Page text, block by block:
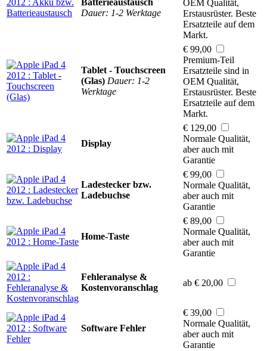
Batterieaustausch
Dauer: 1-2 Werktage
OEM Qualität,
Erstausrüster. Beste
Ersatzteile auf dem
Markt.
Tablet - Touchscreen
(Glas) Dauer: 1-2
Werktage
€ 99,00
Premium-Teil
Ersatzteile sind in
OEM Qualität,
Erstausrüster. Beste
Ersatzteile auf dem
Markt.
Display
€ 129,00
Normale Qualität,
aber auch mit
Garantie
Ladestecker bzw.
Ladebuchse
€ 99,00
Normale Qualität,
aber auch mit
Garantie
Home-Taste
€ 89,00
Normale Qualität,
aber auch mit
Garantie
Fehleranalyse &
Kostenvoranschlag
ab € 20,00
Software Fehler
€ 39,00
Normale Qualität,
aber auch mit
Garantie